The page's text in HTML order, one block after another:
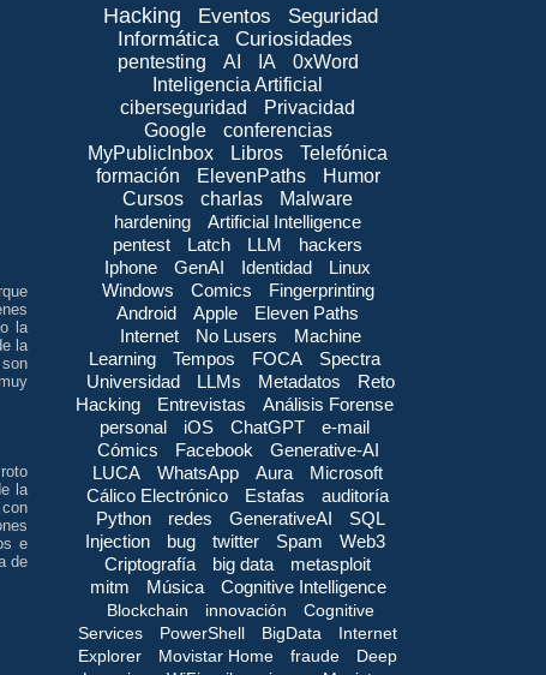
la
la
la
e
de
Hacking Eventos
Seguridad
Informática
Curiosidades
pentesting AI IA
0xWord
Inteligencia Artificial
ciberseguridad
Privacidad
Google
conferencias
MyPublicInbox
Libros
Telefónica
formación
ElevenPaths
Humor
Cursos
charlas
Malware
hardening
Artificial Intelligence
pentest
Latch LLM
hackers
Iphone
GenAI Identidad
Linux
Windows
Comics
Fingerprinting
Android
Apple
Eleven Paths
Internet
No Lusers
Machine
Learning
Tempos FOCA
Spectra
Universidad
LLMs Metadatos
Reto
Hacking
Entrevistas
Análisis Forense
personal
iOS ChatGPT
e-mail
Cómics
Facebook
Generative-AI
LUCA
WhatsApp Aura
Microsoft
Cálico Electrónico
Estafas
auditoría
Python
redes GenerativeAI
SQL
Injection
bug twitter Spam
Web3
Criptografía
big data
metasploit
mitm
Música Cognitive Intelligence
Blockchain innovación
Cognitive
Services
PowerShell BigData
Internet
Explorer
Movistar Home fraude
Deep